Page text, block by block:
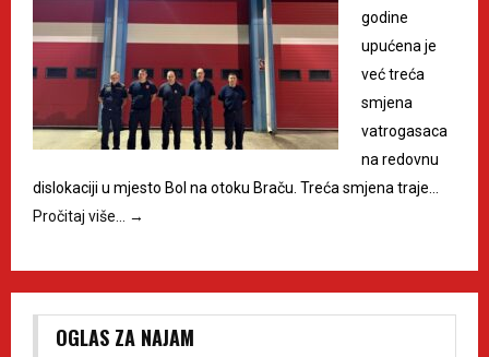
godine
upućena je
već treća
smjena
vatrogasaca
na redovnu
dislokaciji u mjesto Bol na otoku Braču. Treća smjena traje…
Pročitaj više… →
OGLAS ZA NAJAM